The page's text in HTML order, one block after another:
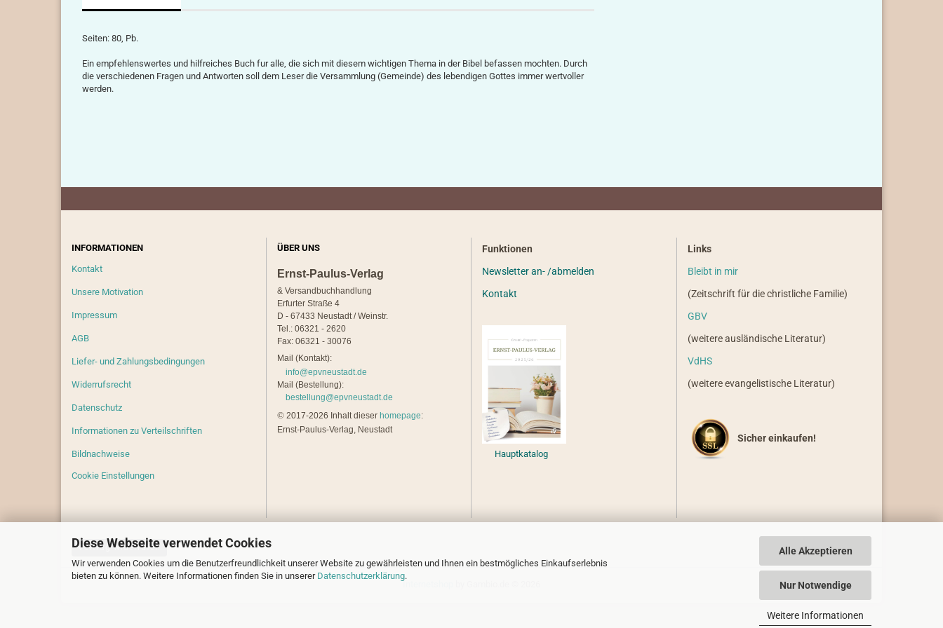
Diese Webseite verwendet Cookies
Wir verwenden Cookies um die Benutzerfreundlichkeit unserer Website zu gewährleisten und Ihnen ein bestmögliches Einkaufserlebnis
bieten zu können. Weitere Informationen finden Sie in unserer Datenschutzerklärung.
Alle Akzeptieren
Nur Notwendige
Weitere Informationen
Seiten: 80, Pb.
Ein empfehlenswertes und hilfreiches Buch fur alle, die sich mit diesem wichtigen Thema in der Bibel befassen mochten. Durch
die verschiedenen Fragen und Antworten soll dem Leser die Versammlung (Gemeinde) des lebendigen Gottes immer wertvoller
werden.
INFORMATIONEN
Kontakt
Unsere Motivation
Impressum
AGB
Liefer- und Zahlungsbedingungen
Widerrufsrecht
Datenschutz
Informationen zu Verteilschriften
Bildnachweise
Cookie Einstellungen
ÜBER UNS
Ernst-Paulus-Verlag
& Versandbuchhandlung
Erfurter Straße 4
D - 67433 Neustadt / Weinstr.
Tel.: 06321 - 2620
Fax: 06321 - 30076
Mail (Kontakt):
info@epvneustadt.de
Mail (Bestellung):
bestellung@epvneustadt.de
© 2017-2026 Inhalt dieser homepage:
Ernst-Paulus-Verlag, Neustadt
Funktionen
Newsletter an- /abmelden
Kontakt
Hauptkatalog
Links
Bleibt in mir
(Zeitschrift für die christliche Familie)
GBV
(weitere ausländische Literatur)
VdHS
(weitere evangelistische Literatur)
Sicher einkaufen!
Vertrag widerrufen
Internetshop